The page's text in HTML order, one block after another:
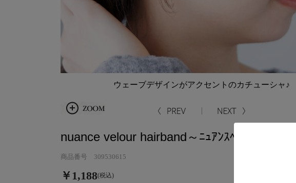
ウェーブデザインがアクセントのカチューシャ♪
nuance velour hairband～ﾆｭｱﾝｽﾍﾞﾛｱｶﾁｭｰｼｬ
商品番号 309530615
￥1,188(税込)